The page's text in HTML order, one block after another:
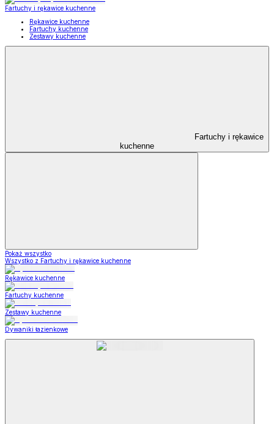
Fartuchy i rękawice kuchenne
Rękawice kuchenne
Fartuchy kuchenne
Zestawy kuchenne
Fartuchy i rękawice
kuchenne
Pokaż wszystko
Wszystko z Fartuchy i rękawice kuchenne
Rękawice kuchenne
Fartuchy kuchenne
Zestawy kuchenne
Dywaniki łazienkowe